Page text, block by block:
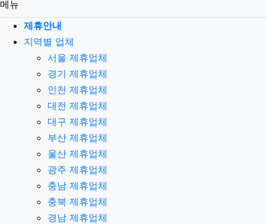
메뉴
제휴안내
지역별 업체
서울 제휴업체
경기 제휴업체
인천 제휴업체
대전 제휴업체
대구 제휴업체
부산 제휴업체
울산 제휴업체
광주 제휴업체
충남 제휴업체
충북 제휴업체
경남 제휴업체